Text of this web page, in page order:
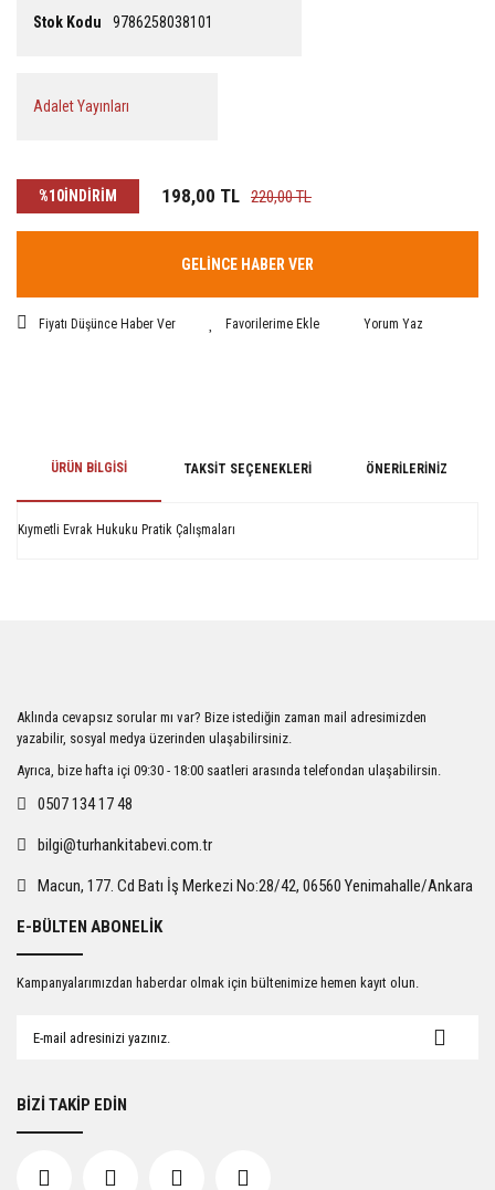
Stok Kodu 9786258038101
Adalet Yayınları
%10İNDİRİM 198,00 TL 220,00 TL
GELİNCE HABER VER
Fiyatı Düşünce Haber Ver Yorum Yaz
ÜRÜN BILGISI TAKSIT SEÇENEKLERI ÖNERILERINIZ
Kıymetli Evrak Hukuku Pratik Çalışmaları
Ürün açıklamasında eksik bilgiler bulunuyor.
Ürün bilgilerinde hatalar bulunuyor.
Ürün fiyatı diğer sitelerden daha pahalı.
Gönder
Aklında cevapsız sorular mı var? Bize istediğin zaman mail adresimizden
yazabilir, sosyal medya üzerinden ulaşabilirsiniz.
Ayrıca, bize hafta içi 09:30 - 18:00 saatleri arasında telefondan ulaşabilirsin.
0507 134 17 48
bilgi@turhankitabevi.com.tr
Macun, 177. Cd Batı İş Merkezi No:28/42, 06560 Yenimahalle/Ankara
E-BÜLTEN ABONELİK
Kampanyalarımızdan haberdar olmak için bültenimize hemen kayıt olun.
BİZİ TAKİP EDİN